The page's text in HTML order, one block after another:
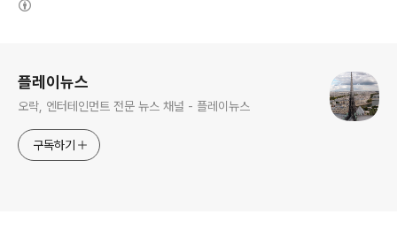
플레이뉴스
오락, 엔터테인먼트 전문 뉴스 채널 - 플레이뉴스
구독하기